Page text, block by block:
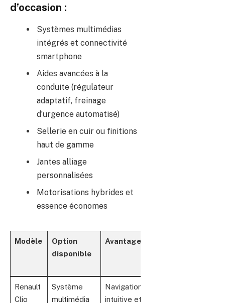
d’occasion :
Systèmes multimédias
intégrés et connectivité
smartphone
Aides avancées à la
conduite (régulateur
adaptatif, freinage
d’urgence automatisé)
Sellerie en cuir ou finitions
haut de gamme
Jantes alliage
personnalisées
Motorisations hybrides et
essence économes
Modèle
Option
disponible
Avantages
Renault
Clio
Système
multimédia
Navigation
intuitive et